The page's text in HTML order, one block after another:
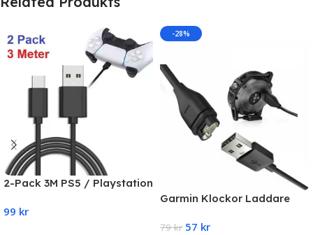
2-Pack 3M PS5 / Playstation
handkontroll
99 kr
-28%
Garmin Klockor Laddare
79kr 57 kr